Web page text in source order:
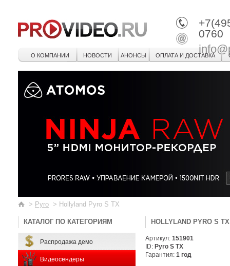
0760
О КОМПАНИИ НОВОСТИ АНОНСЫ ОПЛАТА И ДОСТАВКА
> Pyro > Hollyland Pyro S TX
КАТАЛОГ ПО КАТЕГОРИЯМ
Распродажа демо
Видеосендеры
HOLLYLAND PYRO S TX
Артикул: 151901
ID: Pyro S TX
Гарантия: 1 год